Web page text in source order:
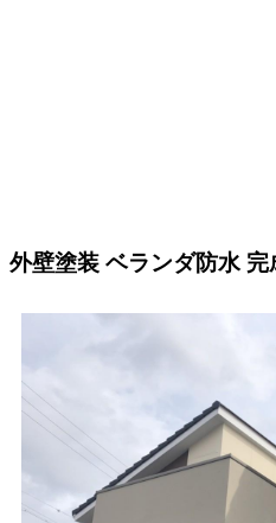
外壁塗装 ベランダ防水